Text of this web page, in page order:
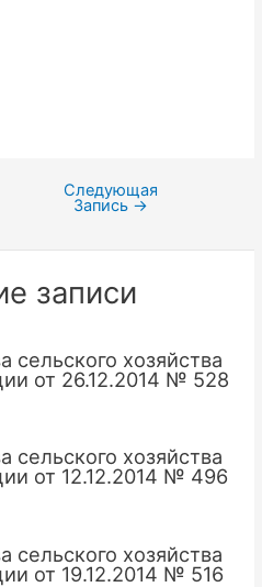
Следующая
Запись →
записи
сельского хозяйства
от 26.12.2014 № 528
сельского хозяйства
от 12.12.2014 № 496
сельского хозяйства
от 19.12.2014 № 516